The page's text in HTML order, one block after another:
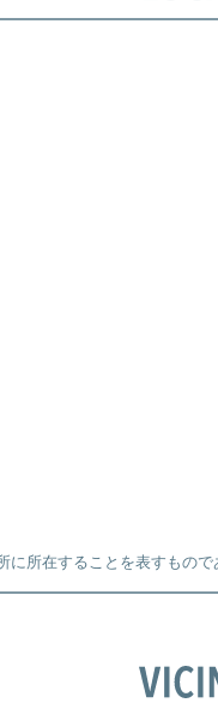
所在することを表すもので